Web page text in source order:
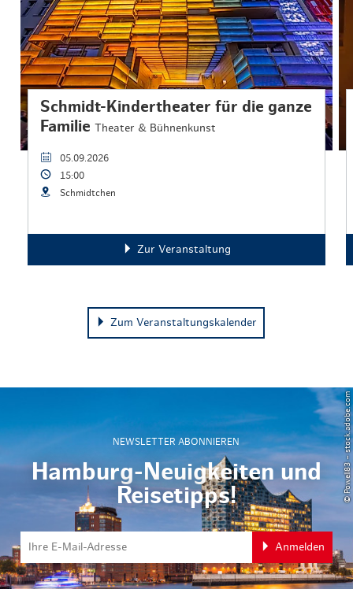
Schmidt-Kindertheater für die ganze
FamilieTheater & Bühnenkunst
05.09.2026
15:00
Schmidtchen
Zur Veranstaltung
Zum Veranstaltungskalender
NEWSLETTER ABONNIEREN
Hamburg-Neuigkeiten und
Reisetipps!
Anmelden
© Powell83 – stock.adobe.com